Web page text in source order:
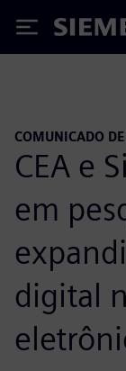
Siemens
COMUNICADO
CEA e
em
digital